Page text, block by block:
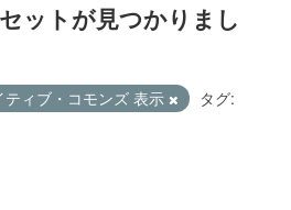
ットが見つかりまし
ティブ・コモンズ 表示
タグ: